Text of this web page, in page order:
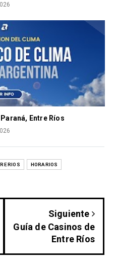
Entre Ríos
RIOS HORARIOS
Siguiente
Guía de Casinos de
Entre Ríos